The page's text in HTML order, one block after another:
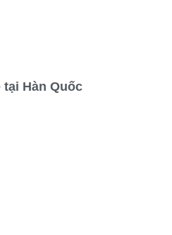
tại Hàn Quốc